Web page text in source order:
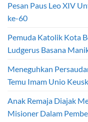
Pesan Paus Leo XIV
ke-60
Pemuda Katolik Kota
Ludgerus Basana
Meneguhkan
Temu Imam Unio
Anak Remaja Diajak
Misioner Dalam